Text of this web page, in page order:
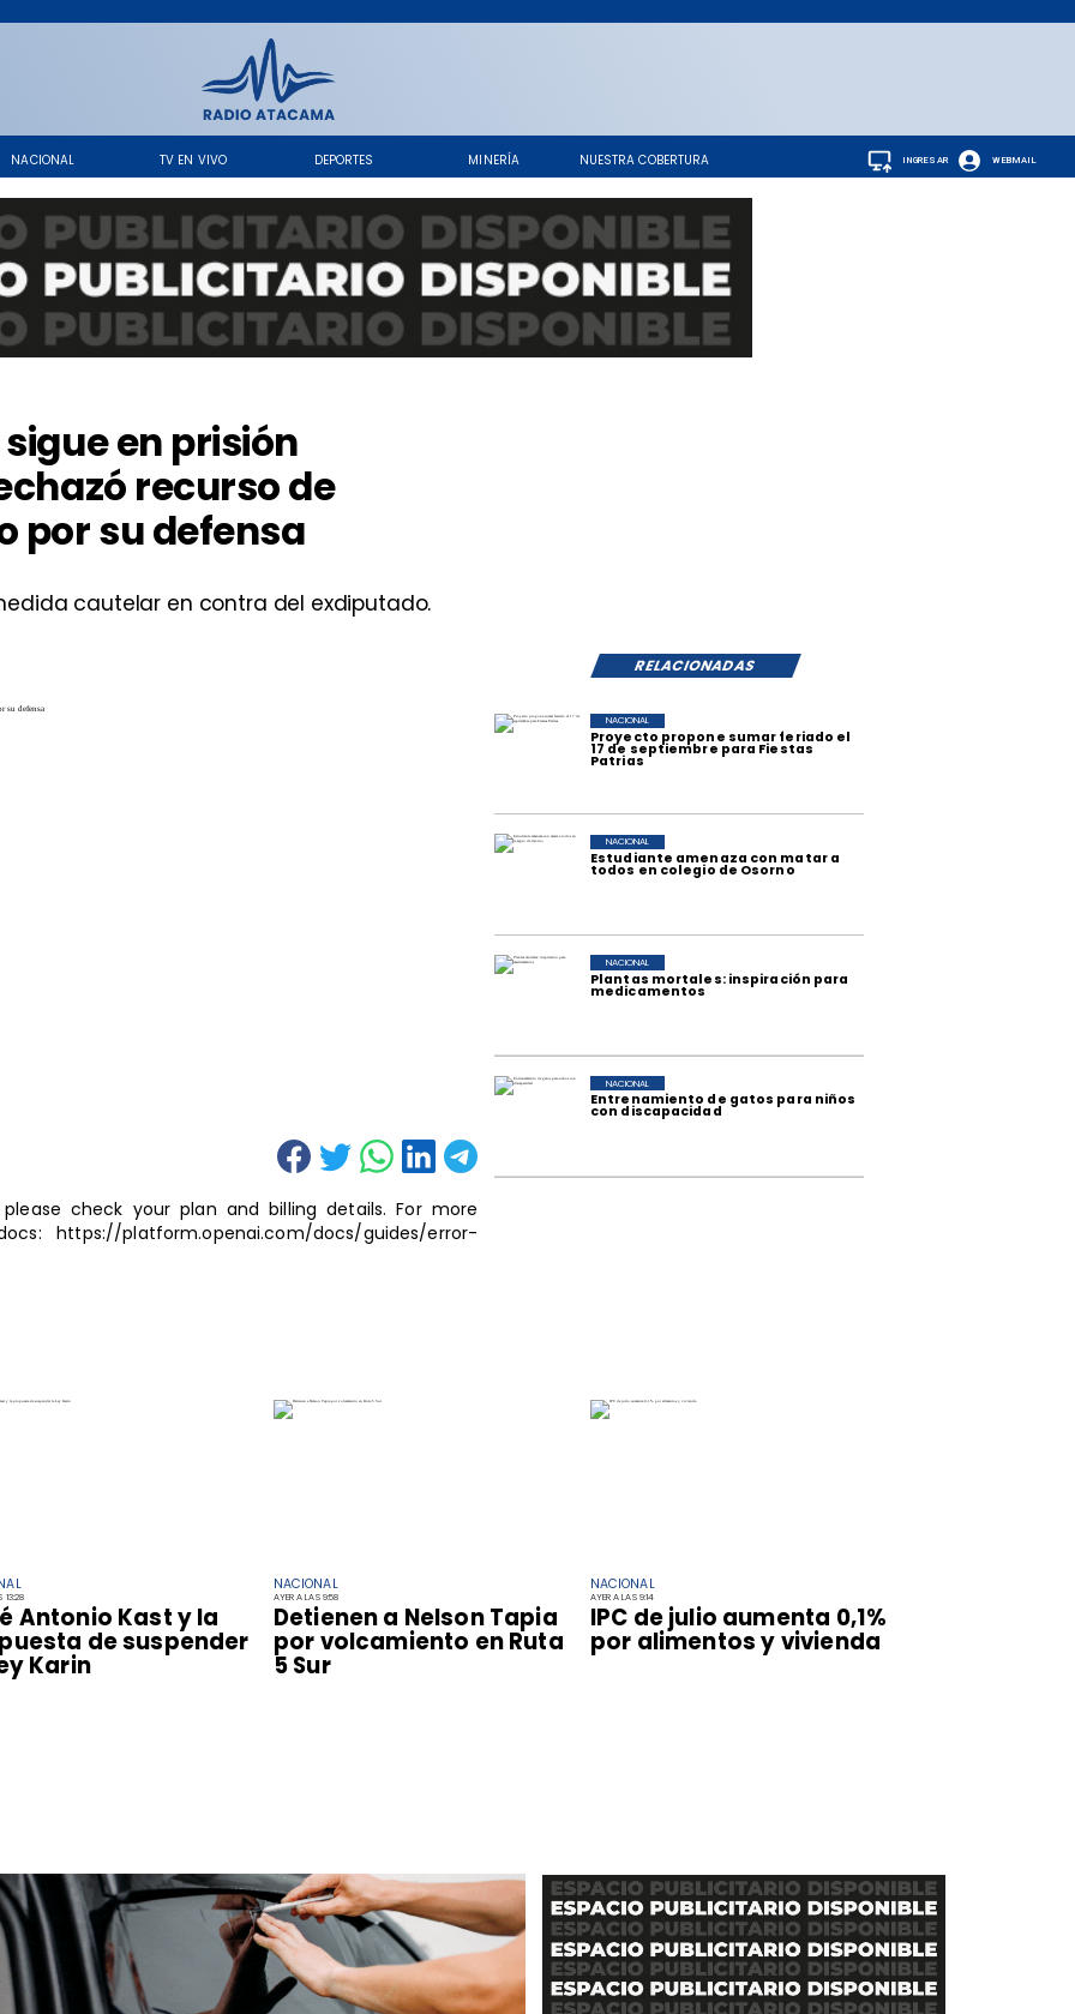
NACIONAL TV EN VIVO DEPORTES MINERÍA NUESTRA COBERTURA WEBMAIL
INGRESAR
en prisión
recurso de
por su defensa
cautelar en contra del exdiputado.
RELACIONADAS
13:28
Antonio Kast y la
de suspender
Karin
NACIONAL
AYER A LAS 9:58
Detienen a Nelson Tapia
por volcamiento en Ruta
5 Sur
NACIONAL
AYER A LAS 9:14
IPC de julio aumenta 0,1%
por alimentos y vivienda
Proyecto propone sumar feriado el
17 de septiembre para Fiestas
Patrias
NACIONAL
Estudiante amenaza con matar a
todos en colegio de Osorno
NACIONAL
Plantas mortales: inspiración para
medicamentos
NACIONAL
Entrenamiento de gatos para niños
con discapacidad
NACIONAL
check your plan and billing details. For more
https://platform.openai.com/docs/guides/error-